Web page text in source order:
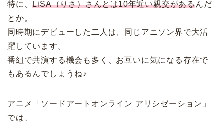
特に、LiSA（りさ）さんとは10年近い親交があるんだ
とか。
同時期にデビューした二人は、同じアニソン界で大活
躍しています。
番組で共演する機会も多く、お互いに気になる存在で
もあるんでしょうね♪
アニメ「ソードアートオンライン アリシゼーション」
では、